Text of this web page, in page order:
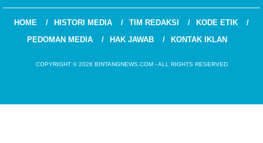
HOME HISTORI MEDIA TIM REDAKSI
KODE ETIK
PEDOMAN MEDIA
HAK JAWAB KONTAK IKLAN
COPYRIGHT © 2026 BINTANGNEWS.COM - ALL RIGHTS RESERVED